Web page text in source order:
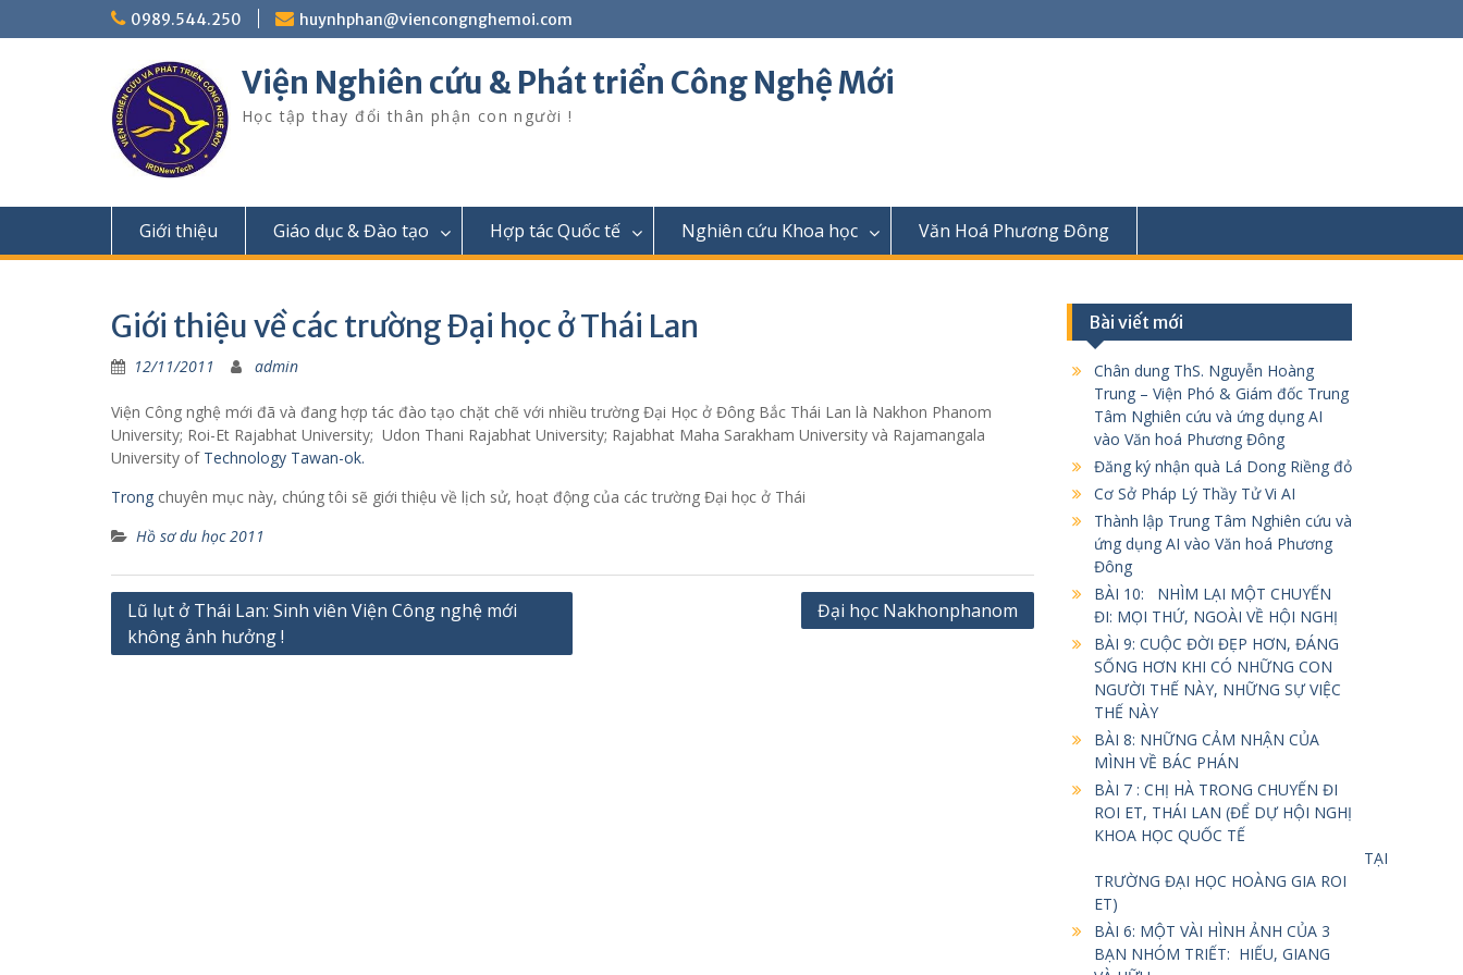
to
0989.544.250 huynhphan@viencongnghemoi.com
Viện Nghiên cứu & Phát triển Công Nghệ Mới
Học tập thay đổi thân phận con người !
Giới thiệu Giáo dục & Đào tạo Hợp tác Quốc tế Nghiên cứu Khoa học Văn Hoá Phương Đông
Giới thiệu về các trường Đại học ở Thái Lan
12/11/2011 admin
Viện Công nghệ mới đã và đang hợp tác đào tạo chặt chẽ với nhiều trường Đại Học ở Đông Bắc Thái Lan là Nakhon Phanom
University; Roi-Et Rajabhat University; Udon Thani Rajabhat University; Rajabhat Maha Sarakham University và Rajamangala
University of Technology Tawan-ok.
Trong chuyên mục này, chúng tôi sẽ giới thiệu về lịch sử, hoạt động của các trường Đại học ở Thái
Hồ sơ du học 2011
Điều
hướng
Lũ lụt ở Thái Lan: Sinh viên Viện Công nghệ mới
không ảnh hưởng !
Đại học Nakhonphanom
Bài viết mới
Chân dung ThS. Nguyễn Hoàng
Trung – Viện Phó & Giám đốc Trung
Tâm Nghiên cứu và ứng dụng AI
vào Văn hoá Phương Đông
Đăng ký nhận quà Lá Dong Riềng đỏ
Cơ Sở Pháp Lý Thầy Tử Vi AI
Thành lập Trung Tâm Nghiên cứu và
ứng dụng AI vào Văn hoá Phương
Đông
BÀI 10: NHÌM LẠI MỘT CHUYẾN
ĐI: MỌI THỨ, NGOÀI VỀ HỘI NGHỊ
BÀI 9: CUỘC ĐỜI ĐẸP HƠN, ĐÁNG
SỐNG HƠN KHI CÓ NHỮNG CON
NGƯỜI THẾ NÀY, NHỮNG SỰ VIỆC
THẾ NÀY
BÀI 8: NHỮNG CẢM NHẬN CỦA
MÌNH VỀ BÁC PHÁN
BÀI 7 : CHỊ HÀ TRONG CHUYẾN ĐI
ROI ET, THÁI LAN (ĐỂ DỰ HỘI NGHỊ
KHOA HỌC QUỐC TẾ
TẠI
TRƯỜNG ĐẠI HỌC HOÀNG GIA ROI
ET)
BÀI 6: MỘT VÀI HÌNH ẢNH CỦA 3
BẠN NHÓM TRIẾT: HIẾU, GIANG